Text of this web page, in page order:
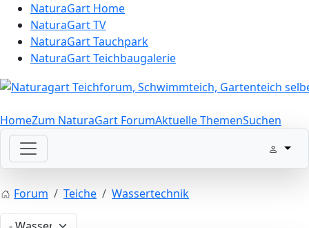
NaturaGart Home
NaturaGart TV
NaturaGart Tauchpark
NaturaGart Teichbaugalerie
HomeZum NaturaGart ForumAktuelle ThemenSuchen
Forum Teiche Wassertechnik